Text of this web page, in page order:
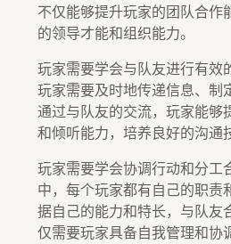
不仅能够提升玩家的团队合作
的领导才能和组织能力。
玩家需要学会与队友进行有效
玩家需要及时地传递信息、制
通过与队友的交流，玩家能够
和倾听能力，培养良好的沟通
玩家需要学会协调行动和分工
中，每个玩家都有自己的职责
据自己的能力和特长，与队友
仅需要玩家具备自我管理和协